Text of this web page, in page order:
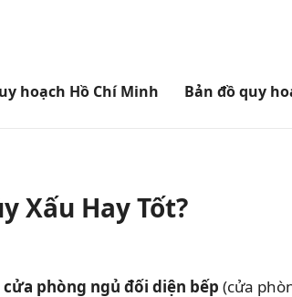
hoạch Hồ Chí Minh Bản đồ quy
Xấu Hay Tốt?
cửa phòng ngủ đối diện bếp (cửa